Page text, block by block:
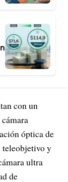
con un
óptica de
teleobjetivo y
ultra
de